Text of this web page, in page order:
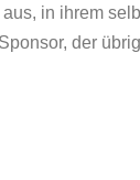
in ihrem
der